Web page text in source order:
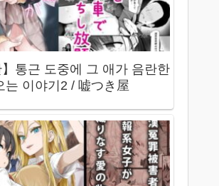
】통근 도중에 그 애가 음란한
는 이야기2 / 嘘つき屋